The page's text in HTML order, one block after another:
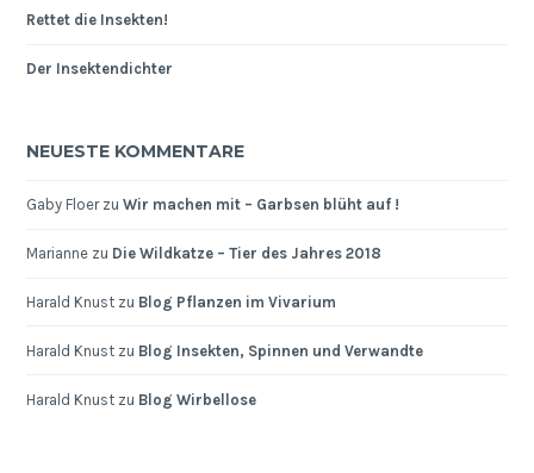
Rettet die Insekten!
Der Insektendichter
NEUESTE KOMMENTARE
Gaby FloerzuWir machen mit – Garbsen blüht auf !
Marianne zu Die Wildkatze – Tier des Jahres 2018
Harald Knust zu Blog Pflanzen im Vivarium
Harald Knust zu Blog Insekten, Spinnen und Verwandte
Harald Knust zu Blog Wirbellose